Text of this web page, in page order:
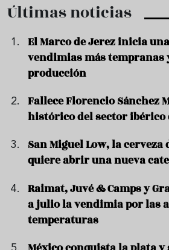
Últimas noticias
El Marco de Jerez inicia
vendimias más tempranas
producción
Fallece Florencio Sánchez
histórico del sector ibérico
San Miguel Low, la cerveza
quiere abrir una nueva
Raimat, Juvé & Camps y
a julio la vendimia por las
temperaturas